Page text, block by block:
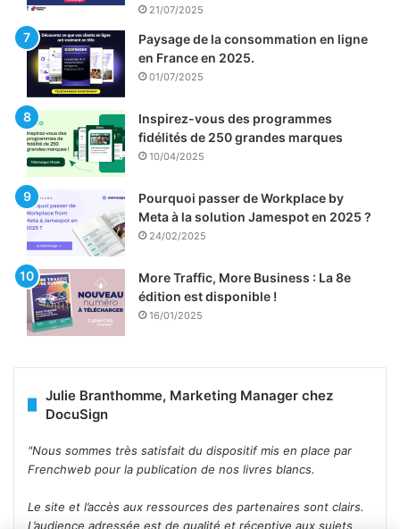
21/07/2025
Paysage de la consommation en ligne
en France en 2025.
01/07/2025
Inspirez-vous des programmes
fidélités de 250 grandes marques
10/04/2025
Pourquoi passer de Workplace by
Meta à la solution Jamespot en 2025 ?
24/02/2025
More Traffic, More Business : La 8e
édition est disponible !
16/01/2025
Julie Branthomme, Marketing Manager chez
DocuSign
"Nous sommes très satisfait du dispositif mis en place par
Frenchweb pour la publication de nos livres blancs.
Le site et l’accès aux ressources des partenaires sont clairs.
L’audience adressée est de qualité et réceptive aux sujets